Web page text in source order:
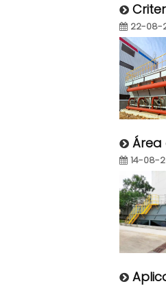
22-08-
Área
14-08-